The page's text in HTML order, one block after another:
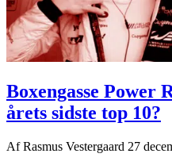
Boxengasse Power
årets sidste top 10?
AfRasmus Vestergaard 27